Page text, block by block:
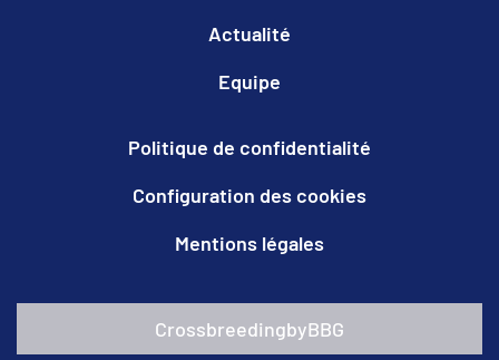
Actualité
Equipe
Politique de confidentialité
Configuration des cookies
Mentions légales
CrossbreedingbyBBG